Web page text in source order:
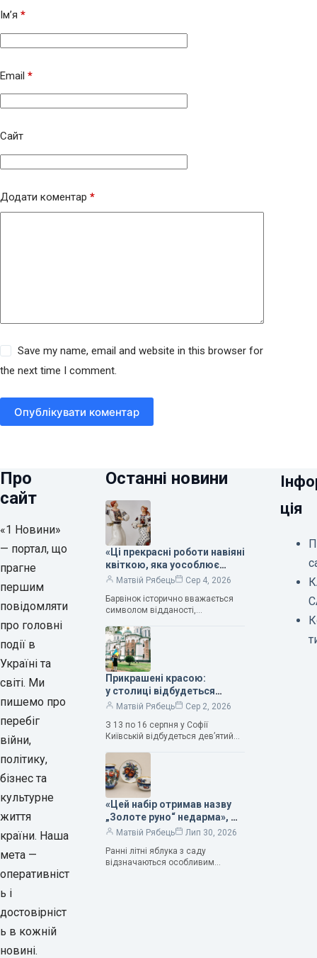
Ім’я *
Email *
Сайт
Додати коментар *
Save my name, email and website in this browser for
the next time I comment.
Опублікувати коментар
Про
сайт
«1 Новини»
— портал, що
прагне
першим
повідомляти
про головні
події в
Україні та
світі. Ми
пишемо про
перебіг
війни,
політику,
бізнес та
культурне
життя
країни. Наша
мета —
оперативніст
ь і
достовірніст
ь в кожній
новині.
Останні новини
«Ці прекрасні роботи навіяні
квіткою, яка уособлює
нескінченне кохання», —
Людмила Карпінська-
Романюк
Матвій Рябець
Сер 4, 2026
Барвінок історично вважається
символом відданості,
та тривалого подружнього союзу.
Саме тому ця рослина надихала і
продовжує надихати митців на
Прикрашені красою:
у столиці відбудеться
дев’ятий фестиваль
Матвій Рябець
Сер 2, 2026
З 13 по 16 серпня у Софії
Київській відбудеться дев’ятий
мистецтв Bouquet Kyiv Stage. Ця
подія традиційно…
«Цей набір отримав назву
„Золоте руно“ недарма», —
колекціонерка Людмила
Матвій Рябець
Лип 30, 2026
Ранні літні яблука з саду
відзначаються особливим
ція